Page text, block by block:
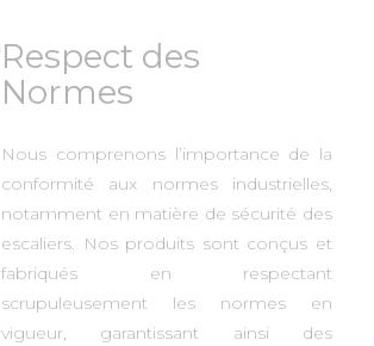
Respect des
Normes
Nous comprenons l’importance de la
conformité aux normes industrielles,
notamment en matière de sécurité des
escaliers. Nos produits sont conçus et
fabriqués en respectant
scrupuleusement les normes en
vigueur, garantissant ainsi des